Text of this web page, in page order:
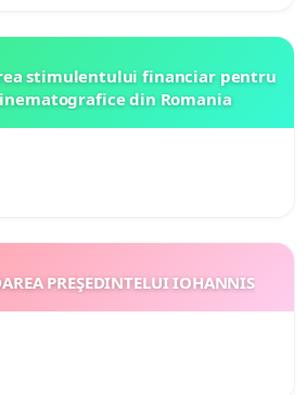
stimulentului financiar pentru
din Romania
PREŞEDINTELUI IOHANNIS